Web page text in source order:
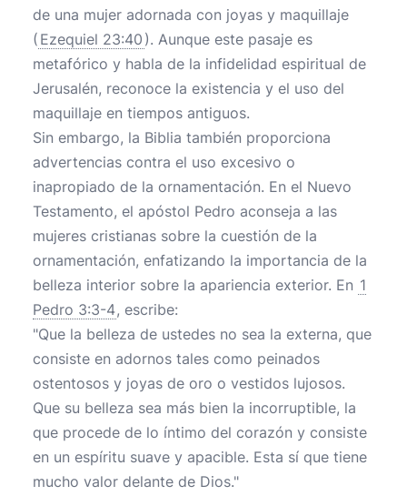
de una mujer adornada con joyas y maquillaje
( Ezequiel 23:40 ). Aunque este pasaje es
metafórico y habla de la infidelidad espiritual de
Jerusalén, reconoce la existencia y el uso del
maquillaje en tiempos antiguos.
Sin embargo, la Biblia también proporciona
advertencias contra el uso excesivo o
inapropiado de la ornamentación. En el Nuevo
Testamento, el apóstol Pedro aconseja a las
mujeres cristianas sobre la cuestión de la
ornamentación, enfatizando la importancia de la
belleza interior sobre la apariencia exterior. En 1
Pedro 3:3-4, escribe:
"Que la belleza de ustedes no sea la externa, que
consiste en adornos tales como peinados
ostentosos y joyas de oro o vestidos lujosos.
Que su belleza sea más bien la incorruptible, la
que procede de lo íntimo del corazón y consiste
en un espíritu suave y apacible. Esta sí que tiene
mucho valor delante de Dios."